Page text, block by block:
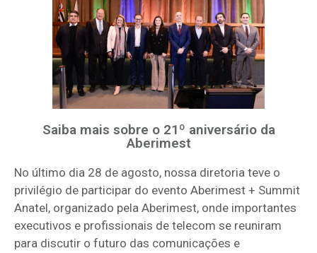
Saiba mais sobre o 21º aniversário da
Aberimest
No último dia 28 de agosto, nossa diretoria teve o
privilégio de participar do evento Aberimest + Summit
Anatel, organizado pela Aberimest, onde importantes
executivos e profissionais de telecom se reuniram
para discutir o futuro das comunicações e